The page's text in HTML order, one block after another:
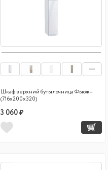
Шкаф верхний бутылочница Фьюжн
(716х200х320)
3 060 ₽